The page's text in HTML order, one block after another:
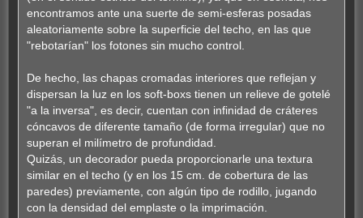
encontramos ante una suerte de semi-esferas posadas
aleatoriamente sobre la superficie del techo, en las que
"rebotarían" los fotones sin mucho control.
De hecho, las chapas cromadas interiores que reflejan y
dispersan la luz en los soft-boxs tienen un relieve de gotelé
"a la inversa", es decir, cuentan con infinidad de cráteres
cóncavos de diferente tamaño (de forma irregular) que no
superan el milímetro de profundidad.
Quizás, un decorador pueda proporcionarle una textura
similar en el techo (y en los 15 cm. de cobertura de las
paredes) previamente, con algún tipo de rodillo, jugando
con la densidad del emplaste o la imprimación.